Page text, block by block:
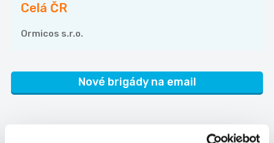
Celá ČR
Ormicos s.r.o.
Nové brigády na email